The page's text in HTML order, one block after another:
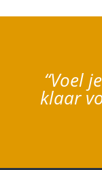
“Voel
klaar